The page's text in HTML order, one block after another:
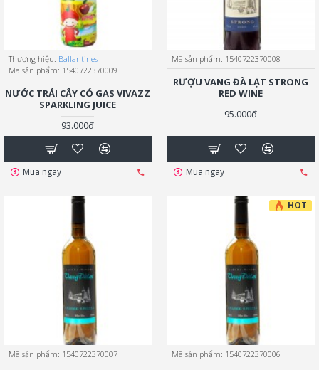
Thương hiệu: Ballantines
Mã sản phẩm: 1540722370009
NƯỚC TRÁI CÂY CÓ GAS VIVAZZ
SPARKLING JUICE
93.000đ
Mua ngay
Mã sản phẩm: 1540722370008
RƯỢU VANG ĐÀ LẠT STRONG
RED WINE
95.000đ
Mua ngay
Mã sản phẩm: 1540722370007
HOT
Mã sản phẩm: 1540722370006